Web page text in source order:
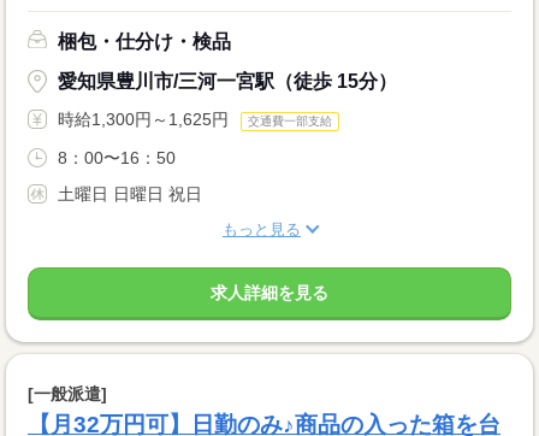
梱包・仕分け・検品
愛知県豊川市/三河一宮駅（徒歩 15分）
時給1,300円～1,625円 交通費一部支給
8：00〜16：50
土曜日 日曜日 祝日
もっと見る
求人詳細を見る
[一般派遣]
【月32万円可】日勤のみ♪商品の入った箱を台